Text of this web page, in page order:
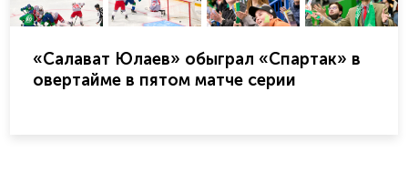
«Салават Юлаев» обыграл «Спартак» в
овертайме в пятом матче серии